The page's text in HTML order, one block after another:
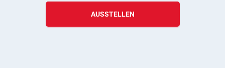
AUSSTELLEN